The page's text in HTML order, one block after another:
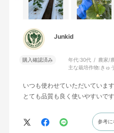
Junkid
購入確認済み 年代:30代 農家/
主な栽培作物: きゅ
いつも使わせていただいています
とても品質も良く使いやすいです
参考に